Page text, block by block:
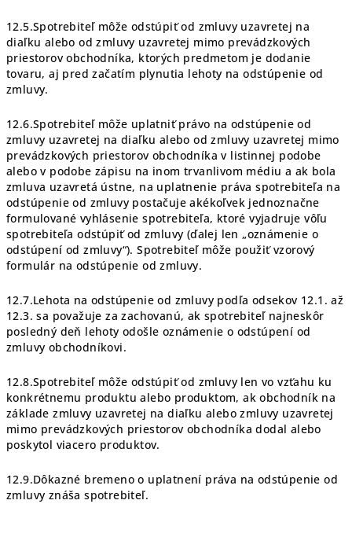
12.5.Spotrebiteľ môže odstúpiť od zmluvy uzavretej na
diaľku alebo od zmluvy uzavretej mimo prevádzkových
priestorov obchodníka, ktorých predmetom je dodanie
tovaru, aj pred začatím plynutia lehoty na odstúpenie od
zmluvy.
12.6.Spotrebiteľ môže uplatniť právo na odstúpenie od
zmluvy uzavretej na diaľku alebo od zmluvy uzavretej mimo
prevádzkových priestorov obchodníka v listinnej podobe
alebo v podobe zápisu na inom trvanlivom médiu a ak bola
zmluva uzavretá ústne, na uplatnenie práva spotrebiteľa na
odstúpenie od zmluvy postačuje akékoľvek jednoznačne
formulované vyhlásenie spotrebiteľa, ktoré vyjadruje vôľu
spotrebiteľa odstúpiť od zmluvy (ďalej len „oznámenie o
odstúpení od zmluvy“). Spotrebiteľ môže použiť vzorový
formulár na odstúpenie od zmluvy.
12.7.Lehota na odstúpenie od zmluvy podľa odsekov 12.1. až
12.3. sa považuje za zachovanú, ak spotrebiteľ najneskôr
posledný deň lehoty odošle oznámenie o odstúpení od
zmluvy obchodníkovi.
12.8.Spotrebiteľ môže odstúpiť od zmluvy len vo vzťahu ku
konkrétnemu produktu alebo produktom, ak obchodník na
základe zmluvy uzavretej na diaľku alebo zmluvy uzavretej
mimo prevádzkových priestorov obchodníka dodal alebo
poskytol viacero produktov.
12.9.Dôkazné bremeno o uplatnení práva na odstúpenie od
zmluvy znáša spotrebiteľ.